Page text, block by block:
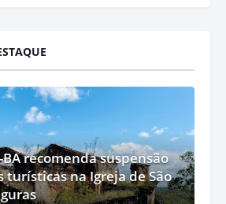
BA recomenda suspensão
turísticas na Igreja de São